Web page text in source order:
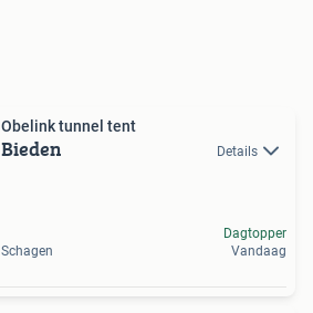
Obelink tunnel tent
Bieden Details
Schagen
Dagtopper
Vandaag